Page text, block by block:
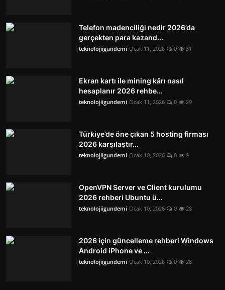
Telefon madenciliği nedir 2026’da
gerçekten para kazand...
teknolojiigundemi Ocak 11, 2026 0 31
Ekran kartı ile mining kârı nasıl
hesaplanır 2026 rehbe...
teknolojiigundemi Ocak 11, 2026 0 29
Türkiye’de öne çıkan 5 hosting firması
2026 karşılaştır...
teknolojiigundemi Ocak 10, 2026 0 9
OpenVPN Server ve Client kurulumu
2026 rehberi Ubuntu ü...
teknolojiigundemi Ocak 10, 2026 0 28
2026 için güncelleme rehberi Windows
Android iPhone ve ...
teknolojiigundemi Ocak 10, 2026 0 28